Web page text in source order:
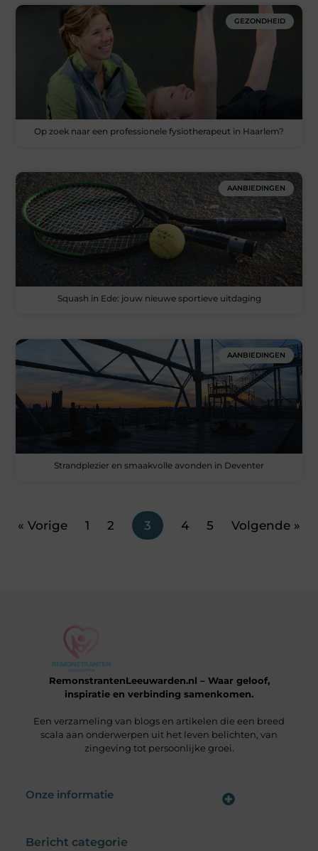
GEZONDHEID
Op zoek naar een professionele fysiotherapeut in Haarlem?
AANBIEDINGEN
Squash in Ede: jouw nieuwe sportieve uitdaging
AANBIEDINGEN
Strandplezier en smaakvolle avonden in Deventer
« Vorige 1 2 3 4 5 Volgende »
RemonstrantenLeeuwarden.nl – Waar geloof,
inspiratie en verbinding samenkomen.
Een verzameling van blogs en artikelen die een breed
scala aan onderwerpen uit het leven belichten, van
zingeving tot persoonlijke groei.
Onze informatie
Bericht categorie